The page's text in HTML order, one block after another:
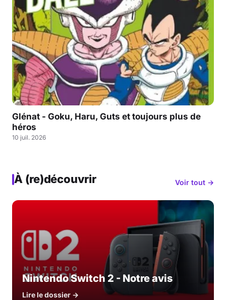
Glénat - Goku, Haru, Guts et toujours plus de
héros
10 juil. 2026
À (re)découvrir Voir tout →
Nintendo Switch 2 - Notre avis
Lire le dossier →